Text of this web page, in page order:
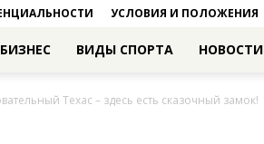
УСЛОВИЯ И ПОЛОЖЕНИЯ
БИЗНЕС ВИДЫ СПОРТА НОВОСТИ
Техас – здесь есть сказочный замок!